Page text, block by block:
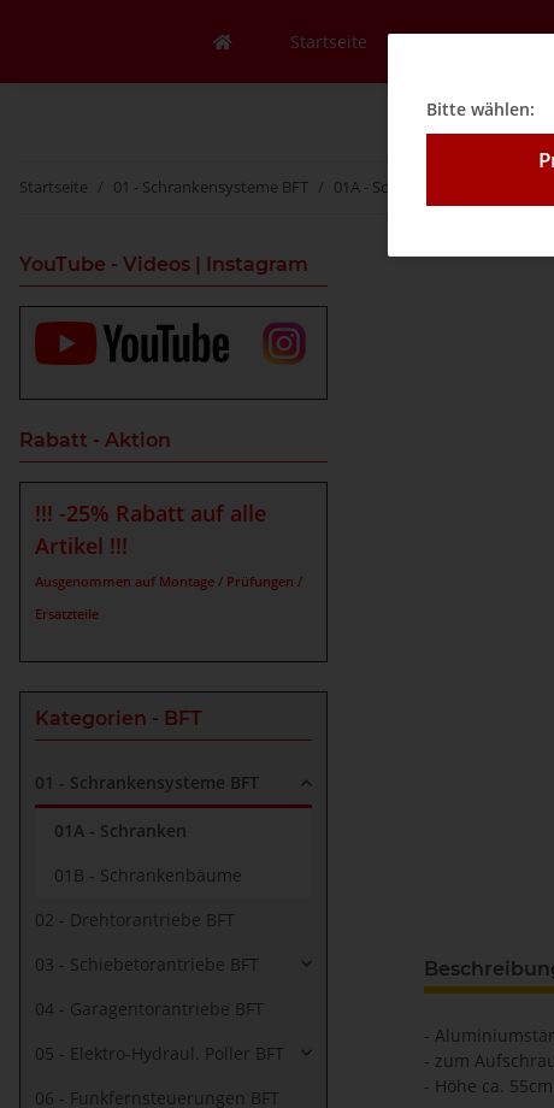
Startseite Mein Konto
Startseite 01 - Schrankensysteme BFT 01A - Schranken BFT Alu
-
- zum
- Höhe ca. 55cm
YouTube - Videos | Instagram
Rabatt - Aktion
!!! -25% Rabatt auf alle
Artikel !!!
Ausgenommen auf Montage / Prüfungen /
Ersatzteile
Kategorien - BFT
01 - Schrankensysteme BFT
01A - Schranken
01B - Schrankenbäume
02 - Drehtorantriebe BFT
03 - Schiebetorantriebe BFT
04 - Garagentorantriebe BFT
05 - Elektro-Hydraul. Poller BFT
06 - Funkfernsteuerungen BFT
Bitte wählen: